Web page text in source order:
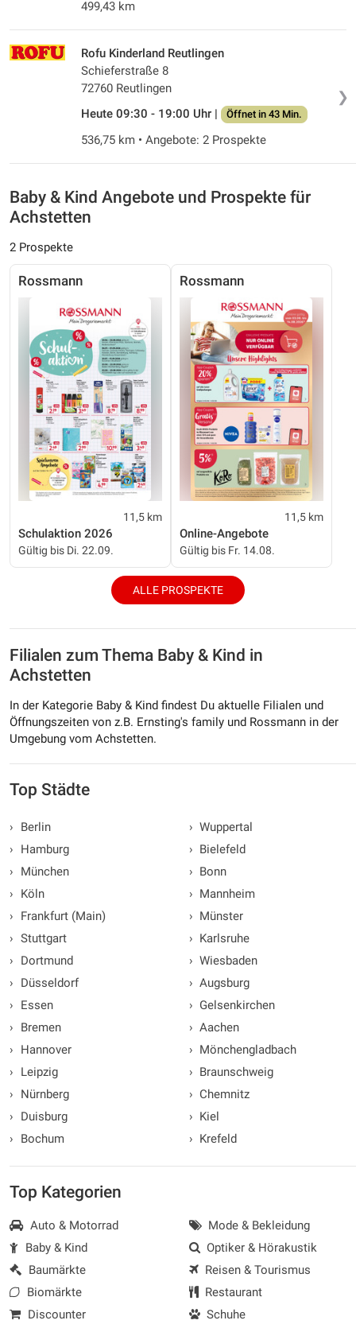
499,43 km
❯
Rofu Kinderland Reutlingen
Schieferstraße 8
72760 Reutlingen
Heute 09:30 - 19:00 Uhr |
Öffnet in 43 Min.
536,75 km • Angebote: 2 Prospekte
Baby & Kind Angebote und Prospekte für
Achstetten
2 Prospekte
Rossmann
11,5 km
Schulaktion 2026
Gültig bis Di. 22.09.
Rossmann
11,5 km
Online-Angebote
Gültig bis Fr. 14.08.
ALLE PROSPEKTE
Filialen zum Thema Baby & Kind in
Achstetten
In der Kategorie Baby & Kind findest Du aktuelle Filialen und
Öffnungszeiten von z.B. Ernsting's family und Rossmann in der
Umgebung vom Achstetten.
Top Städte
›
Berlin
›
Hamburg
›
München
›
Köln
›
Frankfurt (Main)
› Stuttgart
›
Dortmund
›
Düsseldorf
›
Essen
›
Bremen
›
Hannover
›
Leipzig
›
Nürnberg
›
Duisburg
›
Bochum
› Wuppertal
› Bielefeld
› Bonn
› Mannheim
› Münster
› Karlsruhe
› Wiesbaden
› Augsburg
› Gelsenkirchen
› Aachen
› Mönchengladbach
› Braunschweig
› Chemnitz
› Kiel
› Krefeld
Top Kategorien
Auto & Motorrad
Baby & Kind
Baumärkte
Biomärkte
Discounter
Mode & Bekleidung
Optiker & Hörakustik
Reisen & Tourismus
Restaurant
Schuhe